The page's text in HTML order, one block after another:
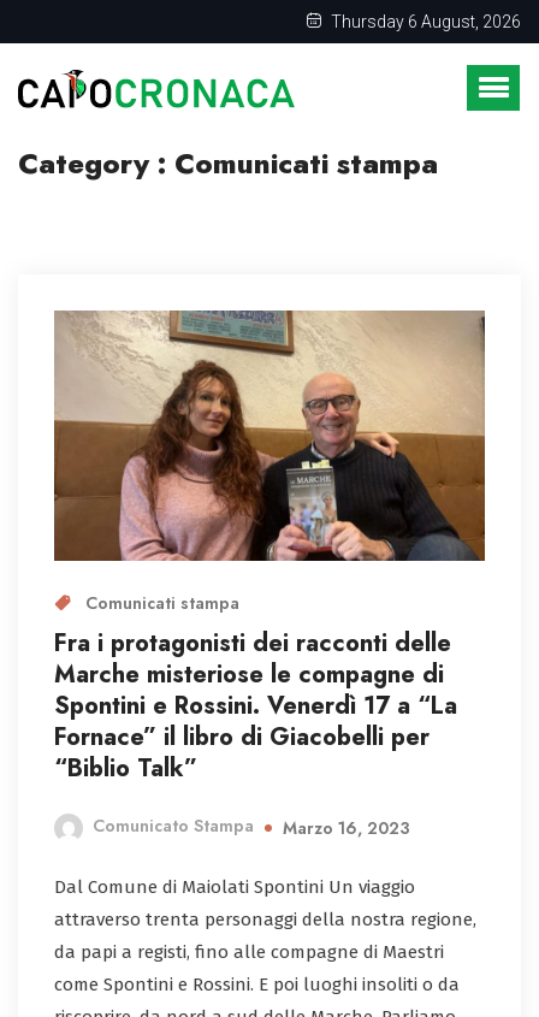
Thursday 6 August, 2026
Category : Comunicati stampa
Comunicati stampa
Fra i protagonisti dei racconti delle
Marche misteriose le compagne di
Spontini e Rossini. Venerdì 17 a “La
Fornace” il libro di Giacobelli per
“Biblio Talk”
Comunicato Stampa Marzo 16, 2023
Dal Comune di Maiolati Spontini Un viaggio
attraverso trenta personaggi della nostra regione,
da papi a registi, fino alle compagne di Maestri
come Spontini e Rossini. E poi luoghi insoliti o da